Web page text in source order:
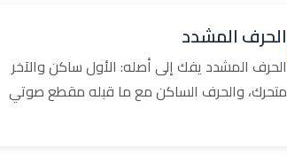
الحرف المشدد
الحرف المشدد يفك إلى أصله: الأول ساكن والآخر
متحرك، والحرف الساكن مع ما قبله مقطع صوتي